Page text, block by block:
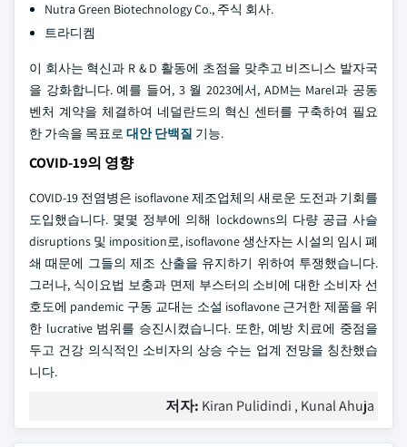
Nutra Green Biotechnology Co., 주식 회사.
트라디켐
이 회사는 혁신과 R & D 활동에 초점을 맞추고 비즈니스 발자국
을 강화합니다. 예를 들어, 3 월 2023에서, ADM는 Marel과 공동
벤처 계약을 체결하여 네덜란드의 혁신 센터를 구축하여 필요
한 가속을 목표로 대안 단백질 기능.
COVID-19의 영향
COVID-19 전염병은 isoflavone 제조업체의 새로운 도전과 기회를
도입했습니다. 몇몇 정부에 의해 lockdowns의 다량 공급 사슬
disruptions 및 imposition로, isoflavone 생산자는 시설의 임시 폐
쇄 때문에 그들의 제조 산출을 유지하기 위하여 투쟁했습니다.
그러나, 식이요법 보충과 면제 부스터의 소비에 대한 소비자 선
호도에 pandemic 구동 교대는 소설 isoflavone 근거한 제품을 위
한 lucrative 범위를 승진시켰습니다. 또한, 예방 치료에 중점을
두고 건강 의식적인 소비자의 상승 수는 업계 전망을 칭찬했습
니다.
저자: Kiran Pulidindi , Kunal Ahuja